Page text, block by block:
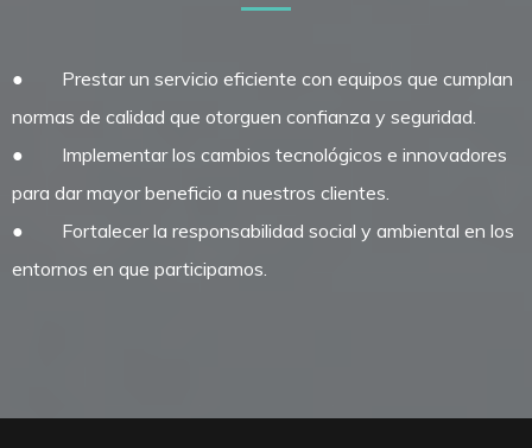
●
Prestar un servicio eficiente con equipos que cumplan
normas de calidad que otorguen confianza y seguridad.
●
Implementar los cambios tecnológicos e innovadores
para dar mayor beneficio a nuestros clientes.
●
Fortalecer la responsabilidad social y ambiental en los
entornos en que participamos.